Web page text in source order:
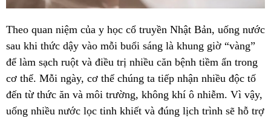
Theo quan niệm của y học cổ truyền Nhật Bản, uống nước
sau khi thức dậy vào mỗi buổi sáng là khung giờ “vàng”
để làm sạch ruột và điều trị nhiều căn bệnh tiềm ẩn trong
cơ thể. Mỗi ngày, cơ thể chúng ta tiếp nhận nhiều độc tố
đến từ thức ăn và môi trường, không khí ô nhiễm. Vì vậy,
uống nhiều nước lọc tinh khiết và đúng lịch trình sẽ hỗ trợ